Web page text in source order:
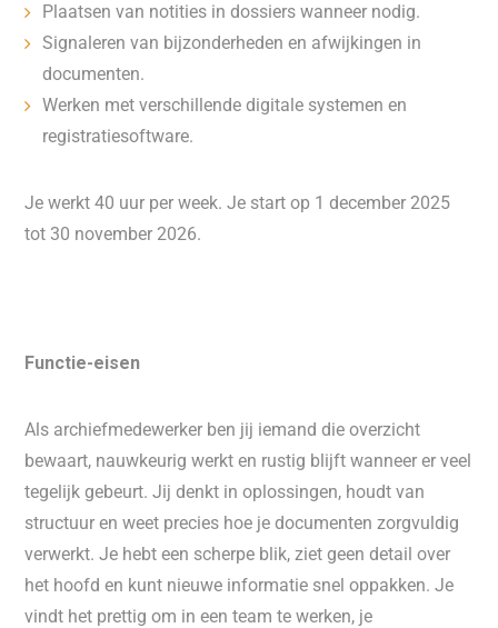
Plaatsen van notities in dossiers wanneer nodig.
Signaleren van bijzonderheden en afwijkingen in
documenten.
Werken met verschillende digitale systemen en
registratiesoftware.
Je werkt 40 uur per week. Je start op 1 december 2025
tot 30 november 2026.
Functie-eisen
Als archiefmedewerker ben jij iemand die overzicht
bewaart, nauwkeurig werkt en rustig blijft wanneer er veel
tegelijk gebeurt. Jij denkt in oplossingen, houdt van
structuur en weet precies hoe je documenten zorgvuldig
verwerkt. Je hebt een scherpe blik, ziet geen detail over
het hoofd en kunt nieuwe informatie snel oppakken. Je
vindt het prettig om in een team te werken, je